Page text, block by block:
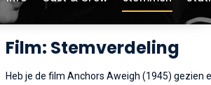
Film: Stemverdeling
Heb je de film Anchors Aweigh (1945) gezien